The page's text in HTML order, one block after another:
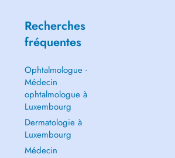
Recherches
fréquentes
Ophtalmologue -
Médecin
ophtalmologue à
Luxembourg
Dermatologie à
Luxembourg
Médecin